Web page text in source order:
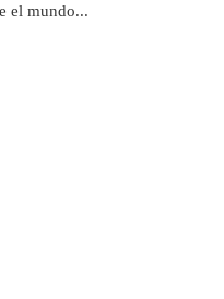
el mundo...